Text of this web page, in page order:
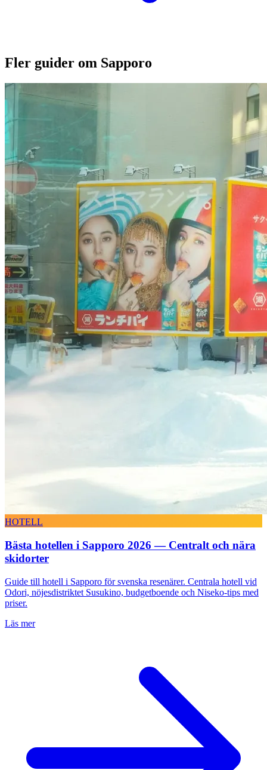
Fler guider om Sapporo
HOTELL
Bästa hotellen i Sapporo 2026 — Centralt och nära
skidorter
Guide till hotell i Sapporo för svenska resenärer. Centrala hotell vid
Odori, nöjesdistriktet Susukino, budgetboende och Niseko-tips med
priser.
Läs mer